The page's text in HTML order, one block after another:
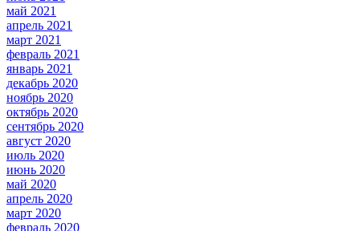
май 2021
апрель 2021
март 2021
февраль 2021
январь 2021
декабрь 2020
ноябрь 2020
октябрь 2020
сентябрь 2020
август 2020
июль 2020
июнь 2020
май 2020
апрель 2020
март 2020
февраль 2020